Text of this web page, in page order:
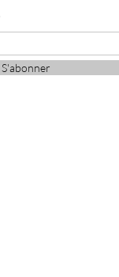
S'abonner